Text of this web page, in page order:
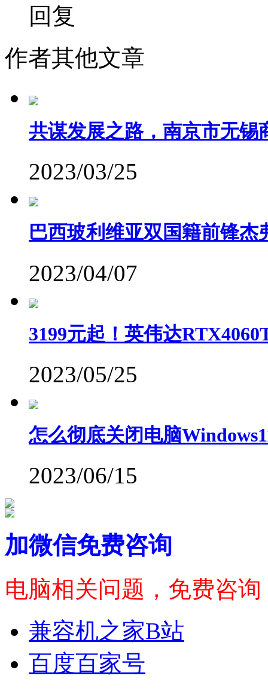
回复
作者其他文章
共谋发展之路，南京市无锡
2023/03/25
巴西玻利维亚双国籍前锋
2023/04/07
3199元起！英伟达
2023/05/25
怎么彻底关闭电脑
2023/06/15
加微信免费咨询
电脑相关问题，免费咨询
兼容机之家B站
百度百家号